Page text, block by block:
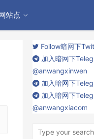
站点
Follow暗网下
加入暗网下
@anwangxinwen
加入暗网下
加入暗网下
@anwangxiacom